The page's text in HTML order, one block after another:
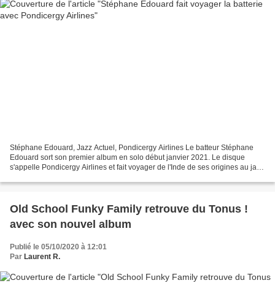
Stéphane Edouard, Jazz Actuel, Pondicergy Airlines Le batteur Stéphane
Edouard sort son premier album en solo début janvier 2021. Le disque
s'appelle Pondicergy Airlines et fait voyager de l'Inde de ses origines au jazz
Old School Funky Family retrouve du Tonus !
avec son nouvel album
Publié le 05/10/2020 à 12:01
Par Laurent R.